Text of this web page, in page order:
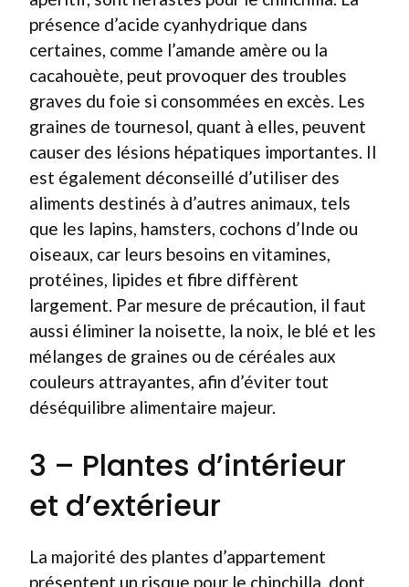
présence d’acide cyanhydrique dans
certaines, comme l’amande amère ou la
cacahouète, peut provoquer des troubles
graves du foie si consommées en excès. Les
graines de tournesol, quant à elles, peuvent
causer des lésions hépatiques importantes. Il
est également déconseillé d’utiliser des
aliments destinés à d’autres animaux, tels
que les lapins, hamsters, cochons d’Inde ou
oiseaux, car leurs besoins en vitamines,
protéines, lipides et fibre diffèrent
largement. Par mesure de précaution, il faut
aussi éliminer la noisette, la noix, le blé et les
mélanges de graines ou de céréales aux
couleurs attrayantes, afin d’éviter tout
déséquilibre alimentaire majeur.
3 – Plantes d’intérieur
et d’extérieur
La majorité des plantes d’appartement
présentent un risque pour le chinchilla, dont